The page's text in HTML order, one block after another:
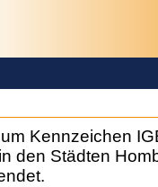
Kennzeichen
den Städten